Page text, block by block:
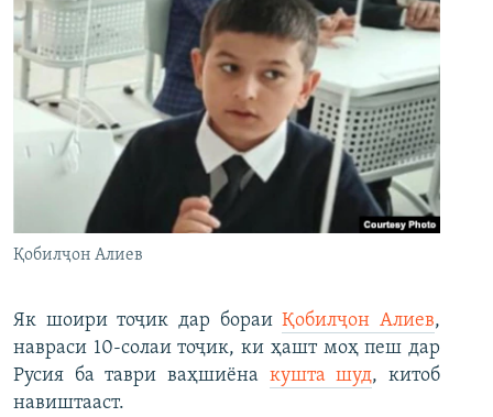
Қобилҷон Алиев
Як шоири тоҷик дар бораиҚобилҷон Алиев,
навраси 10-солаи тоҷик, ки ҳашт моҳ пеш дар
Русия ба таври ваҳшиёна кушта шуд, китоб
навиштааст.